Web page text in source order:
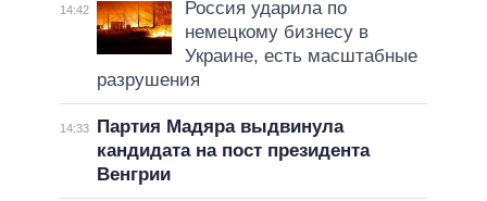
14:42
Россия ударила по
немецкому бизнесу в
Украине, есть масштабные
разрушения
14:33
Партия Мадяра выдвинула
кандидата на пост президента
Венгрии